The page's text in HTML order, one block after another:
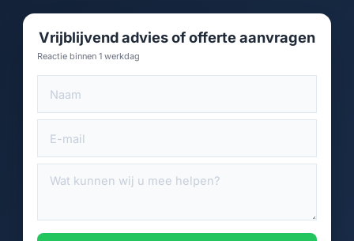
Vrijblijvend advies of offerte aanvragen
Reactie binnen 1 werkdag